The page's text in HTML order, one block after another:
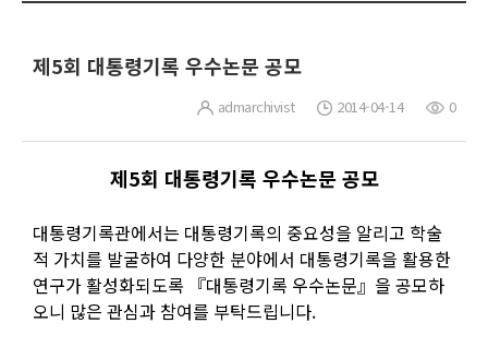
제5회 대통령기록 우수논문 공모
admarchivist 2014-04-14 0
제5회 대통령기록 우수논문 공모
대통령기록관에서는 대통령기록의 중요성을 알리고 학술
적 가치를 발굴하여 다양한 분야에서 대통령기록을 활용한
연구가 활성화되도록 『대통령기록 우수논문』을 공모하
오니 많은 관심과 참여를 부탁드립니다.